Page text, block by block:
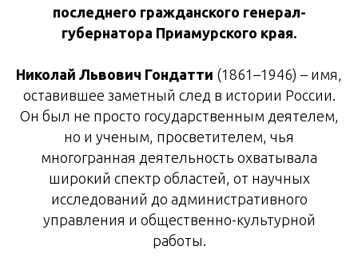
последнего гражданского генерал-
губернатора Приамурского края.
Николай Львович Гондатти (1861–1946) – имя,
оставившее заметный след в истории России.
Он был не просто государственным деятелем,
но и ученым, просветителем, чья
многогранная деятельность охватывала
широкий спектр областей, от научных
исследований до административного
управления и общественно-культурной
работы.